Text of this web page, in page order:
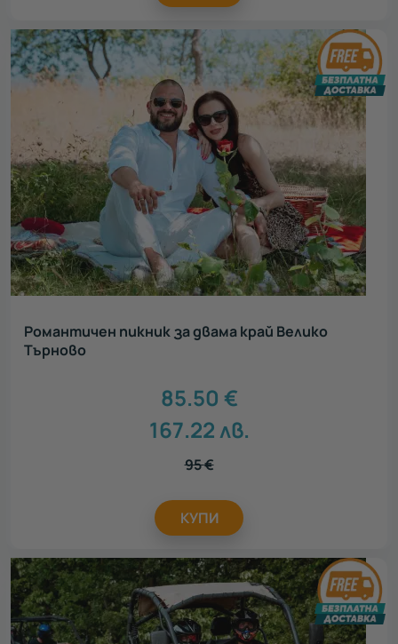
Романтичен пикник за двама край Велико
Търново
85.50 €
167.22лв.
95€
КУПИ